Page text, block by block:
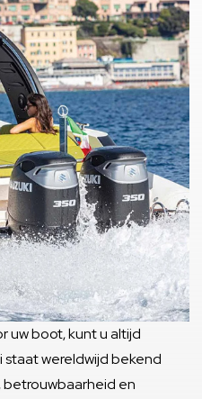
uw boot, kunt u altijd
staat wereldwijd bekend
betrouwbaarheid en